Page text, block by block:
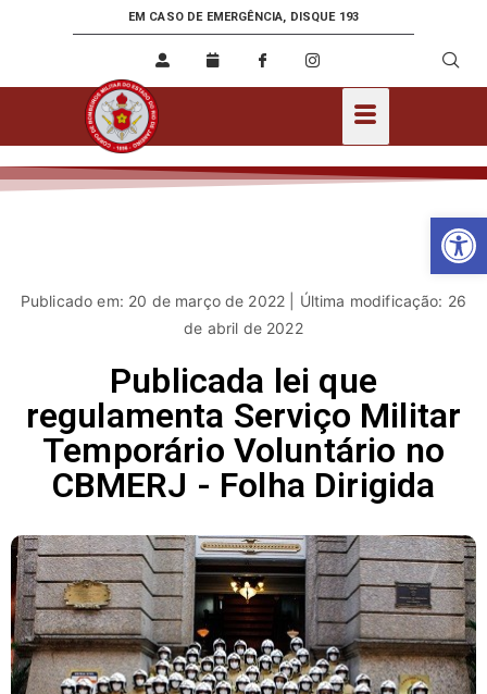
EM CASO DE EMERGÊNCIA, DISQUE 193
Publicado em: 20 de março de 2022 | Última modificação: 26
de abril de 2022
Publicada lei que
regulamenta Serviço Militar
Temporário Voluntário no
CBMERJ - Folha Dirigida